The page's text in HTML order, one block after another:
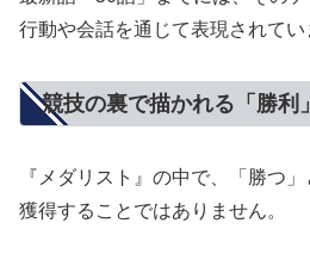
行動や会話を通じて表現されてい
競技の裏で描かれる「勝利
『メダリスト』の中で、「勝つ
獲得することではありません。